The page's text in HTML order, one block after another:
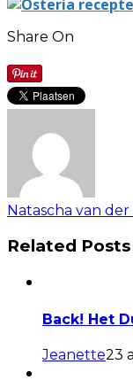
Share On
Natascha van
Related Posts
Back! Het
Jeanette23